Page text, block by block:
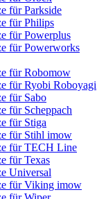
für Parkside
für Philips
für Powerplus
für Powerworks
für Robomow
für Ryobi Roboyagi
für Sabo
für Scheppach
für Stiga
für Stihl imow
für TECH Line
für Texas
Universal
für Viking imow